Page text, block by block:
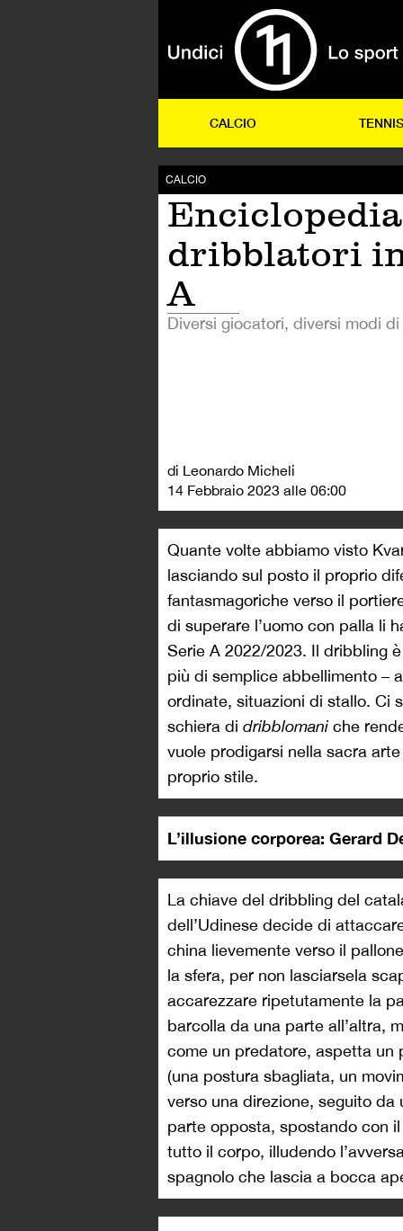
CALCIO TENNIS
CALCIO
dribblatori
A
Diversi giocatori, diversi modi
di Leonardo Micheli
14 Febbraio 2023 alle 06:00
Quante volte abbiamo visto
lasciando sul posto il proprio
fantasmagoriche verso il
di superare l’uomo con palla li
Serie A 2022/2023. Il dribbling
più di semplice abbellimento –
ordinate, situazioni di stallo. Ci
schiera di dribblomani che
vuole prodigarsi nella sacra
proprio stile.
L’illusione corporea: Gerard
La chiave del dribbling del
dell’Udinese decide di
china lievemente verso il
la sfera, per non lasciarsela
accarezzare ripetutamente la
barcolla da una parte all’altra,
come un predatore, aspetta un
(una postura sbagliata, un
verso una direzione, seguito da
parte opposta, spostando con
tutto il corpo, illudendo
spagnolo che lascia a bocca